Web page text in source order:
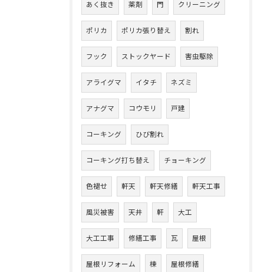
あく抜き 薬剤 門 クリーニング
ポリカ ポリカ張り替え 割れ
フック ストックヤード 害虫駆除
アライグマ イタチ ネズミ
アナグマ コウモリ 戸建
コーキング ひび割れ
コーキング打ち替え チョーキング
色褪せ 軒天 軒天修繕 軒天工事
風災被害 天井 軒 大工
大工工事 修繕工事 瓦 屋根
屋根リフォーム 棟 屋根修繕